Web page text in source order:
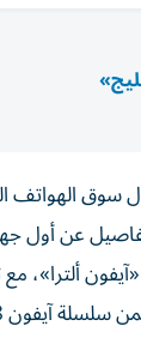
الهواتف
عن أول
ألترا»،